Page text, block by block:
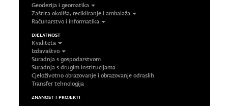
Geodezija i geomatika
Zaštita okoliša, recikliranje i ambalaža
Računarstvo i informatika
DJELATNOST
Kvaliteta
Izdavaštvo
Suradnja s gospodarstvom
Suradnja s drugim institucijama
Cjeloživotno obrazovanje i obrazovanje odraslih
Transfer tehnologija
ZNANOST I PROJEKTI